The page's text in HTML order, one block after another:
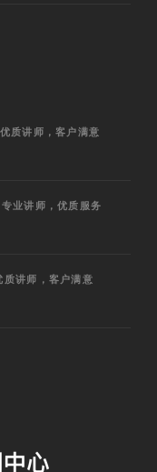
质讲师，客户满意
业讲师，优质服务
讲师，客户满意